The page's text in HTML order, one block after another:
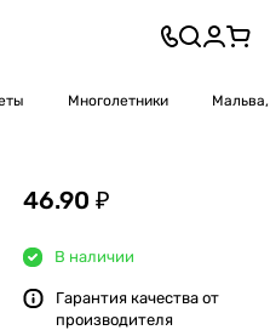
Многолетники
46.90 ₽
В наличии
Гарантия качества от
производителя